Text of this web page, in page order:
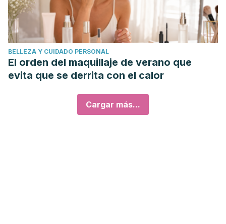
BELLEZA Y CUIDADO PERSONAL
El orden del maquillaje de verano que
evita que se derrita con el calor
Cargar más...